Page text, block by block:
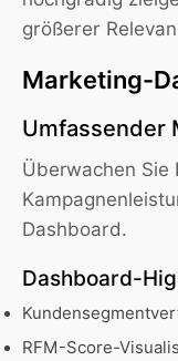
größerer
Marketing-
Umfassender
Überwachen Sie
Dashboard.
Dashboard-
RFM-Score-